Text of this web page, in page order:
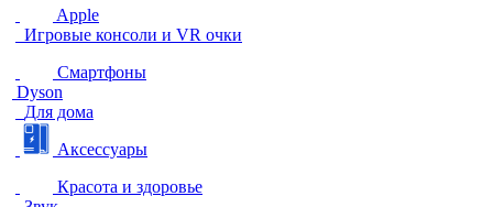
Apple
Игровые консоли и VR очки
Смартфоны
Dyson
Для дома
Аксессуары
Красота и здоровье